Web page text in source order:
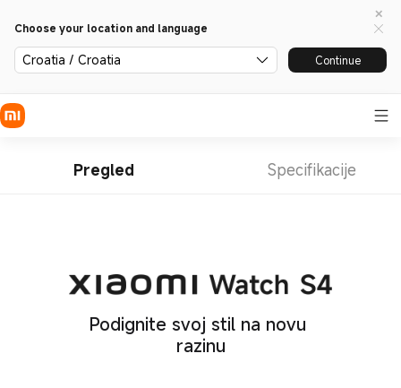
Choose your location and language
Croatia / Croatia Continue
Pregled Specifikacije
Podignite svoj stil na novu
razinu